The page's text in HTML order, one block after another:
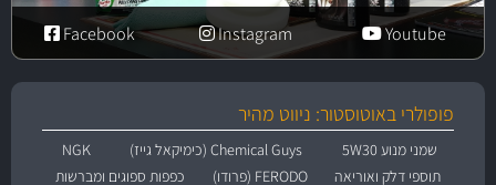
Youtube
Instagram
Facebook
פופולרי באוטוסטור: ניווט מהיר
שמני מנוע 5W30 Chemical Guys (כימיקאל גייז)
NGK
תוספי דלק ואוריאה
FERODO (פרודו)
כפפות ספוגים ומברשות